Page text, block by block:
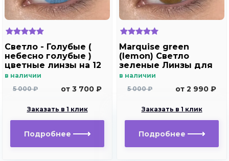
Светло - Голубые (
небесно голубые )
цветные линзы на 12
мес. Marquise blue
в наличии
5 000 ₽
от 3 700 ₽
Заказать в 1 клик
Подробнее
Marquise green
(lemon) Светло
зеленые Линзы для
тёмных и светлых
в наличии
5 000 ₽
от 2 990 ₽
Заказать в 1 клик
Подробнее